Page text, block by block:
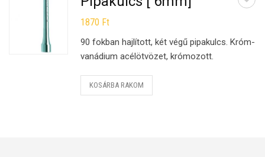
1870 Ft
90 fokban hajlított, két végű pipakulcs. Króm-
vanádium acélötvözet, krómozott.
KOSÁRBA RAKOM